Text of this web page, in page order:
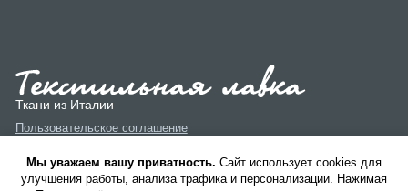
Ткани из Италии
Пользовательское соглашение
Политика конфиденциальности
Мы уважаем вашу приватность. Cайт использует cookies для
улучшения работы, анализа трафика и персонализации. Нажимая